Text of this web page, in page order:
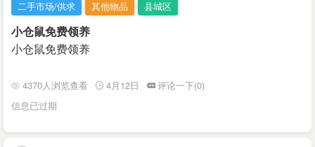
二手市场/供求 其他物品 县城区
小仓鼠免费领养
小仓鼠免费领养
4370人浏览查看 4月12日
评论一下(0)
信息已过期